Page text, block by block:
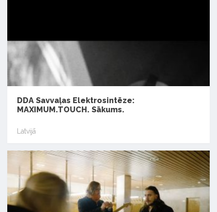
DDA Savvaļas Elektrosintēze:
MAXIMUM.TOUCH. Sākums.
Latvijā